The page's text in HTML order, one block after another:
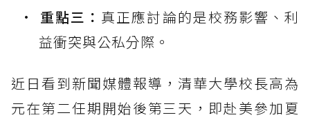
重點三： 真正應討論的是校務影響、利
益衝突與公私分際。
近日看到新聞媒體報導，清華大學校長高為
元在第二任期開始後第三天，即赴美參加夏